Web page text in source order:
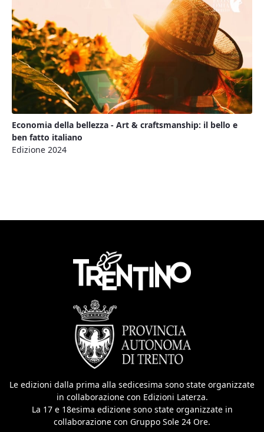
Economia della bellezza - Art & craftsmanship: il bello e
ben fatto italiano
Edizione 2024
Le edizioni dalla prima alla sedicesima sono state organizzate
in collaborazione con Edizioni Laterza.
La 17 e 18esima edizione sono state organizzate in
collaborazione con Gruppo Sole 24 Ore.